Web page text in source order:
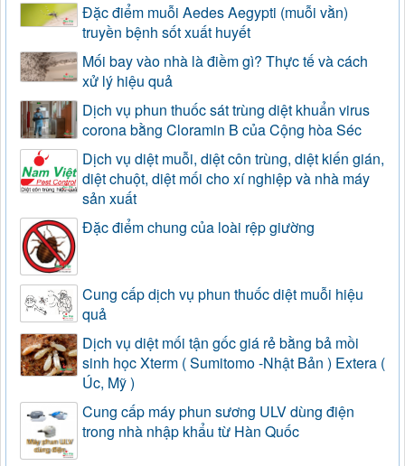
Đặc điểm muỗi Aedes Aegypti (muỗi vằn)
truyền bệnh sốt xuất huyết
Mối bay vào nhà là điềm gì? Thực tế và cách
xử lý hiệu quả
Dịch vụ phun thuốc sát trùng diệt khuẩn virus
corona bằng Cloramin B của Cộng hòa Séc
Dịch vụ diệt muỗi, diệt côn trùng, diệt kiến gián,
diệt chuột, diệt mối cho xí nghiệp và nhà máy
sản xuất
Đặc điểm chung của loài rệp giường
Cung cấp dịch vụ phun thuốc diệt muỗi hiệu
quả
Dịch vụ diệt mối tận gốc giá rẻ bằng bả mồi
sinh học Xterm ( Sumitomo -Nhật Bản ) Extera (
Úc, Mỹ )
Cung cấp máy phun sương ULV dùng điện
trong nhà nhập khẩu từ Hàn Quốc